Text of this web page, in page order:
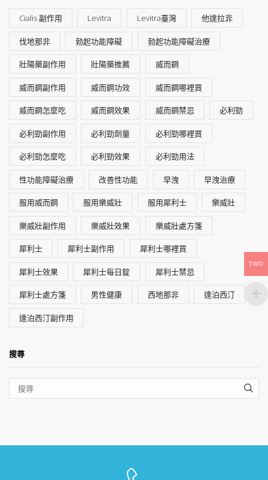
Cialis 副作用 Levitra Levitra臺灣 他達拉非
伐地那非 勃起功能障礙 勃起功能障礙治療
壯陽藥副作用 壯陽藥推薦 威而鋼
威而鋼副作用 威而鋼功效 威而鋼哪裡買
威而鋼怎麼吃 威而鋼效果 威而鋼禁忌 必利勁
必利勁副作用 必利勁劑量 必利勁哪裡買
必利勁怎麼吃 必利勁效果 必利勁用法
性功能障礙治療 改善性功能 早洩 早洩治療
服用威而鋼 服用樂威壯 服用犀利士 樂威壯
樂威壯副作用 樂威壯效果 樂威壯處方箋
犀利士 犀利士副作用 犀利士哪裡買
犀利士效果 犀利士每日錠 犀利士禁忌
犀利士處方箋 男性健康 西地那非 達泊西汀
達泊西汀副作用
搜尋
TWD